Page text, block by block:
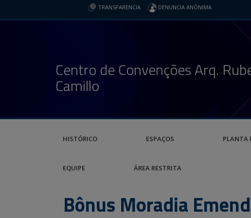
TRANSPARENCIA DENUNCIA ANÔNIMA
Centro de Convenções Arq.
Camillo
HISTÓRICO ESPAÇOS PLANTA
EQUIPE ÁREA RESTRITA
Bônus Moradia